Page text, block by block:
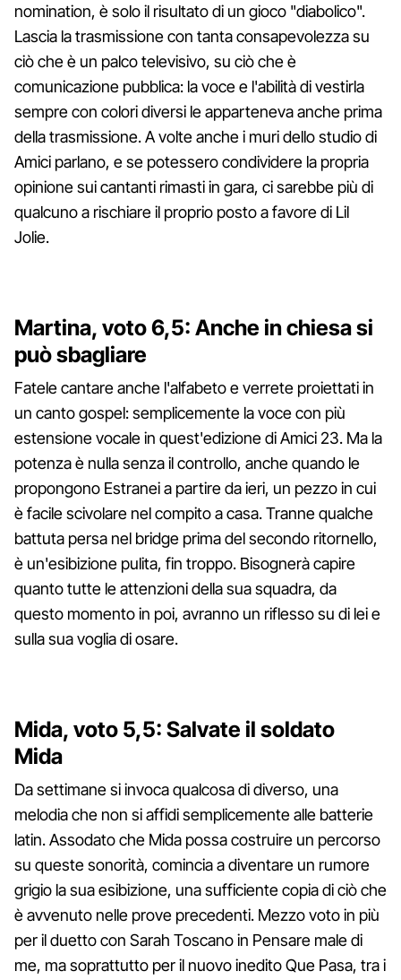
nomination, è solo il risultato di un gioco "diabolico".
Lascia la trasmissione con tanta consapevolezza su
ciò che è un palco televisivo, su ciò che è
comunicazione pubblica: la voce e l'abilità di vestirla
sempre con colori diversi le apparteneva anche prima
della trasmissione. A volte anche i muri dello studio di
Amici parlano, e se potessero condividere la propria
opinione sui cantanti rimasti in gara, ci sarebbe più di
qualcuno a rischiare il proprio posto a favore di Lil
Jolie.
Martina, voto 6,5: Anche in chiesa si
può sbagliare
Fatele cantare anche l'alfabeto e verrete proiettati in
un canto gospel: semplicemente la voce con più
estensione vocale in quest'edizione di Amici 23. Ma la
potenza è nulla senza il controllo, anche quando le
propongono Estranei a partire da ieri, un pezzo in cui
è facile scivolare nel compito a casa. Tranne qualche
battuta persa nel bridge prima del secondo ritornello,
è un'esibizione pulita, fin troppo. Bisognerà capire
quanto tutte le attenzioni della sua squadra, da
questo momento in poi, avranno un riflesso su di lei e
sulla sua voglia di osare.
Mida, voto 5,5: Salvate il soldato
Mida
Da settimane si invoca qualcosa di diverso, una
melodia che non si affidi semplicemente alle batterie
latin. Assodato che Mida possa costruire un percorso
su queste sonorità, comincia a diventare un rumore
grigio la sua esibizione, una sufficiente copia di ciò che
è avvenuto nelle prove precedenti. Mezzo voto in più
per il duetto con Sarah Toscano in Pensare male di
me, ma soprattutto per il nuovo inedito Que Pasa, tra i